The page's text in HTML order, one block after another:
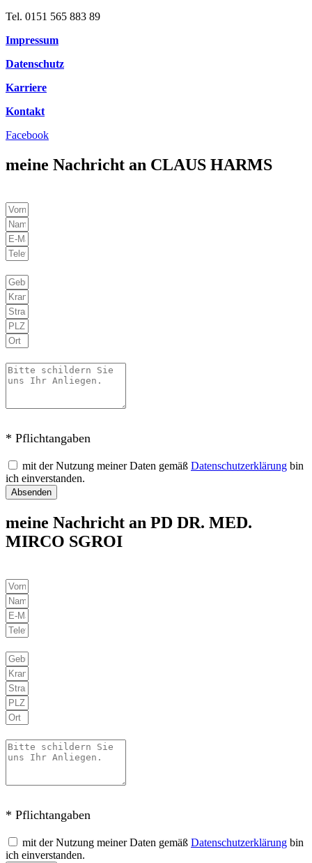
Tel. 0151 565 883 89
Impressum
Datenschutz
Karriere
Kontakt
Facebook
meine Nachricht an CLAUS HARMS
* Pflichtangaben
mit der Nutzung meiner Daten gemäß Datenschutzerklärung bin
ich einverstanden.
Absenden
meine Nachricht an PD DR. MED.
MIRCO SGROI
* Pflichtangaben
mit der Nutzung meiner Daten gemäß Datenschutzerklärung bin
ich einverstanden.